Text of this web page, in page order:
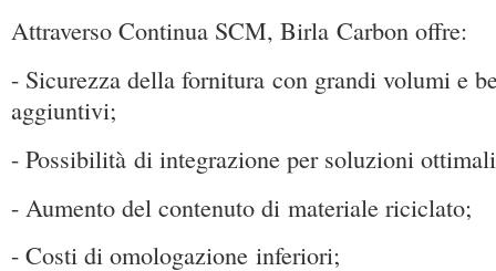
Attraverso Continua SCM, Birla Carbon offre:
- Sicurezza della fornitura con grandi volumi e
aggiuntivi;
- Possibilità di integrazione per soluzioni
- Aumento del contenuto di materiale riciclato;
- Costi di omologazione inferiori;